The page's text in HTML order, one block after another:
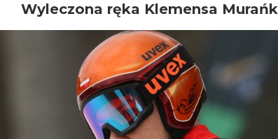
Wyleczona ręka Klemensa